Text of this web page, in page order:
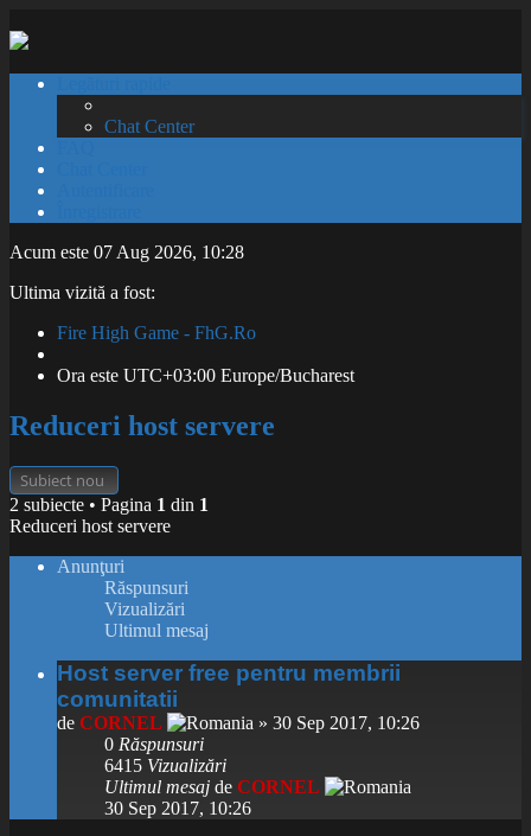
Chat Center
Acum este 07 Aug 2026, 10:28
Ultima vizită a fost:
Fire High Game - FhG.Ro
Ora este UTC+03:00 Europe/Bucharest
Reduceri host servere
Subiect nou
2 subiecte • Pagina 1 din 1
Reduceri host servere
Anunţuri
Răspunsuri
Vizualizări
Ultimul mesaj
Host server free pentru membrii
comunitatii
de CORNEL
» 30 Sep 2017, 10:26
0 Răspunsuri
6415 Vizualizări
Ultimul mesaj de CORNEL
30 Sep 2017, 10:26